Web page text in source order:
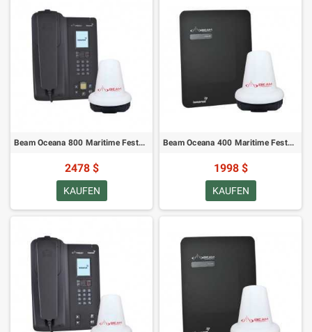
Beam Oceana 800 Maritime Festnetztelefon
2478 $
KAUFEN
Beam Oceana 400 Maritime Festnetztelefon
1998 $
KAUFEN